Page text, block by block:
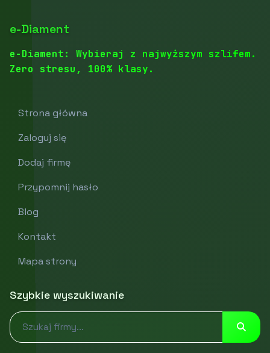
e-Diament
e-Diament: Wybieraj z najwyższym szlifem.
Zero stresu, 100% klasy.
Strona główna
Zaloguj się
Dodaj firmę
Przypomnij hasło
Blog
Kontakt
Mapa strony
Szybkie wyszukiwanie